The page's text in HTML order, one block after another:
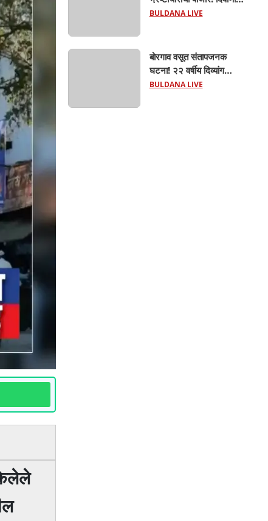
न्यायालयाचा बेलीफ १०
BULDANA LIVE
बोरगाव वसूत संतापजनक
घटना! २२ वर्षीय दिव्यांग
तरुणीवर लैंगिक अत्याचार;
BULDANA LIVE